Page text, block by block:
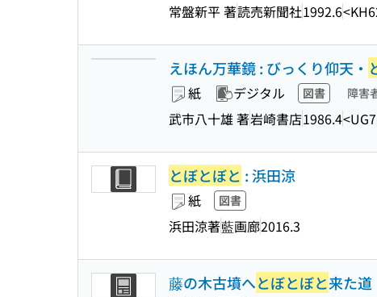
常盤新平 著読売新聞社1992.6
えほん万華鏡 : びっくり仰天・
紙 デジタル 図書 障害
武市八十雄 著岩崎書店1986.4
とぼとぼと : 浜田涼
紙 図書
浜田涼著藍画廊2016.3
藤の木古墳へとぼとぼと来た道